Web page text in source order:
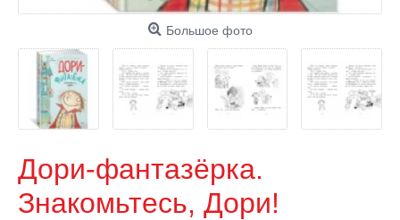
Большое фото
Дори-фантазёрка.
Знакомьтесь, Дори!